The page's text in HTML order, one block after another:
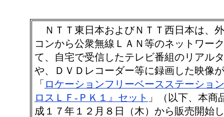
ＮＴＴ東日本およびＮＴＴ西日本は、
コンから公衆無線ＬＡＮ等のネットワー
て、自宅で受信したテレビ番組のリアル
や、ＤＶＤレコーダー等に録画した映像
「 ロケーションフリーベースステーショ
ロスＬＦ‐ＰＫ１』セット 」（以下、本商
成１７年１２月８日（木）から販売開始